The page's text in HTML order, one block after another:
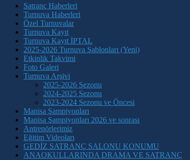
Satranç Haberleri
Turnuva Haberleri
Özel Turnuvalar
Turnuva Kayıt
Turnuva Kayıt İPTAL
2025-2026 Turnuva Şablonları (Yeni)
Etkinlik Takvimi
Foto Galeri
Turnuva Arşivi
2025-2026 Sezonu
2024-2025 Sezonu
2023-2024 Sezonu ve Öncesi
Manisa Şampiyonları
Manisa Şampiyonları 2026 ve sonrası
Antrenörlerimiz
Eğitim Videoları
GEDİZ SATRANÇ SALONU KONUMU
ANAOKULLARINDA DRAMA VE SATRANÇ